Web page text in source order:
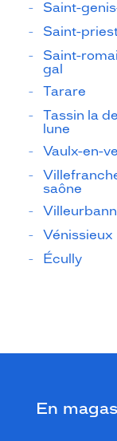
Saint-
Saint-
Saint-
gal
Tarare
Tassin la
lune
Vaulx-en-
saône
Vénissieux
Écully
En